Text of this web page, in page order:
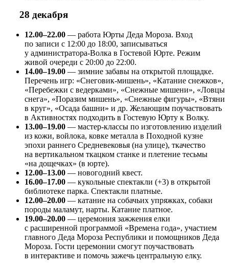
28 декабря
12.00–22.00 — работа Юрты Деда Мороза. Вход
по записи с 12:00 до 18:00, записываться
у администратора-Волка в Гостевой Юрте. Режим
живой очереди с 20:00 до 22:00.
14.00–19.00 — зимние забавы на открытой площадке.
Перечень игр: «Снеговик-мишень», «Катание снежков»,
«Перебежки с ведерками», «Снежные мишени», «Ловцы
снега», «Поразим мишень», «Снежные фигуры», «Втяни
в круг», «Осада башни» и др. Желающим поучаствовать
в Активностях подходить в Гостевую Юрту к Волку.
13.00–19.00 — мастер-классы по изготовлению изделий
из кожи, войлока, ковке металла в Походной кузне
эпохи раннего Средневековья (на улице), ткачество
на вертикальном ткацком станке и плетение тесьмы
«на дощечках» (в юрте).
12.00–13.00 — новогодний квест.
16.00–17.00 — кукольные спектакли (+3) в открытой
библиотеке парка. Спектакли платные.
12.00–20.00 — катание на собачьих упряжках, собаки
породы маламут, нарты. Катание платное.
19.00–20.00 — церемония зажжения елки
с расширенной программой «Времена года», участием
главного Деда Мороза Республики и помощников Деда
Мороза. Гости церемонии смогут поучаствовать
в интерактиве и помочь зажечь центральную елку.